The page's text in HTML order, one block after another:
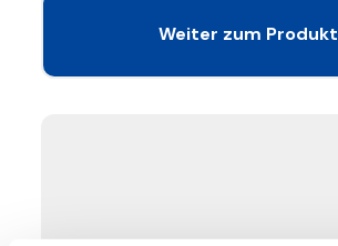
Weiter zum Produkt